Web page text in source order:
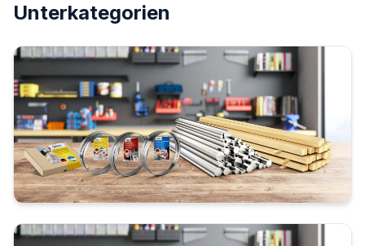
Unterkategorien
Alfra RC 102